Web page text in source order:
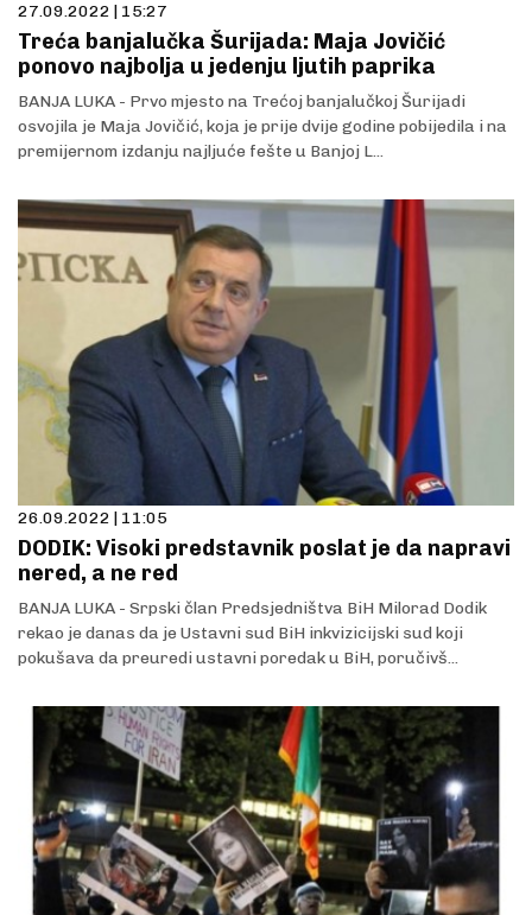
27.09.2022 | 15:27
Treća banjalučka Šurijada: Maja Jovičić
ponovo najbolja u jedenju ljutih paprika
BANJA LUKA - Prvo mjesto na Trećoj banjalučkoj Šurijadi
osvojila je Maja Jovičić, koja je prije dvije godine pobijedila i na
premijernom izdanju najljuće fešte u Banjoj L...
26.09.2022 | 11:05
DODIK: Visoki predstavnik poslat je da napravi
nered, a ne red
BANJA LUKA - Srpski član Predsjedništva BiH Milorad Dodik
rekao je danas da je Ustavni sud BiH inkvizicijski sud koji
pokušava da preuredi ustavni poredak u BiH, poručivš...